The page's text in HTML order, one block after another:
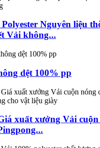
Nguyên liệu
Vải không...
dệt 100% pp
xuất xưởng Vải